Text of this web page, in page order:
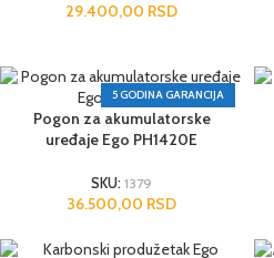
29.400,00 RSD
5 GODINA GARANCIJA
Pogon za akumulatorske
uređaje Ego PH1420E
SKU: 1379
36.500,00 RSD